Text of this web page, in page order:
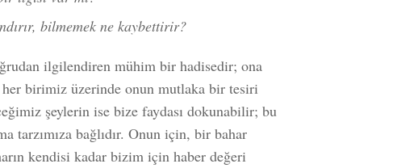
bilmemek ne kaybettirir?
ilgilendiren mühim bir hadisedir; ona
birimiz üzerinde onun mutlaka bir tesiri
şeylerin ise bize faydası dokunabilir; bu
tarzımıza bağlıdır. Onun için, bir bahar
kendisi kadar bizim için haber değeri